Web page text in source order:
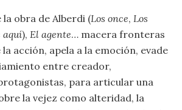
obra de Alberdi (Los once, Los
aquí), El agente… macera fronteras
acción, apela a la emoción, evade
entre creador,
para articular una
la vejez como alteridad, la